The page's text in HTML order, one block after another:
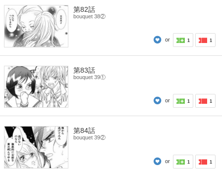
第82話
bouquet 38②
or 1 1
第83話
bouquet 39①
or 1 1
第84話
bouquet 39②
or 1 1